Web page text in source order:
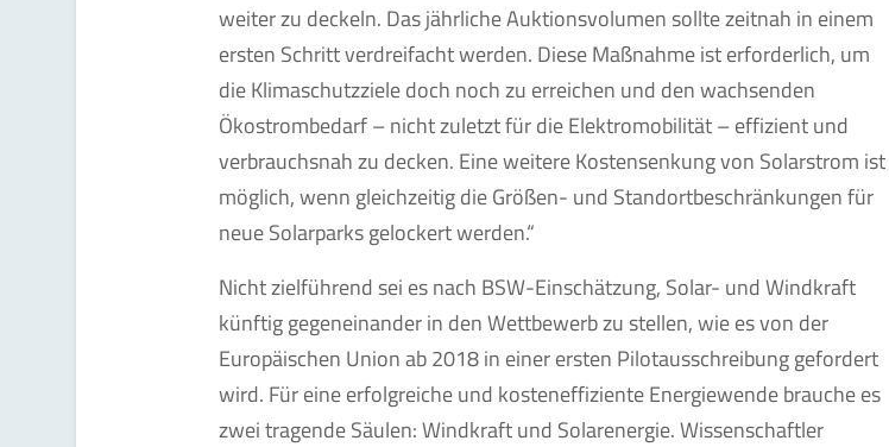
weiter zu deckeln. Das jährliche Auktionsvolumen sollte zeitnah in einem
ersten Schritt verdreifacht werden. Diese Maßnahme ist erforderlich, um
die Klimaschutzziele doch noch zu erreichen und den wachsenden
Ökostrombedarf – nicht zuletzt für die Elektromobilität – effizient und
verbrauchsnah zu decken. Eine weitere Kostensenkung von Solarstrom ist
möglich, wenn gleichzeitig die Größen- und Standortbeschränkungen für
neue Solarparks gelockert werden.“
Nicht zielführend sei es nach BSW-Einschätzung, Solar- und Windkraft
künftig gegeneinander in den Wettbewerb zu stellen, wie es von der
Europäischen Union ab 2018 in einer ersten Pilotausschreibung gefordert
wird. Für eine erfolgreiche und kosteneffiziente Energiewende brauche es
zwei tragende Säulen: Windkraft und Solarenergie. Wissenschaftler